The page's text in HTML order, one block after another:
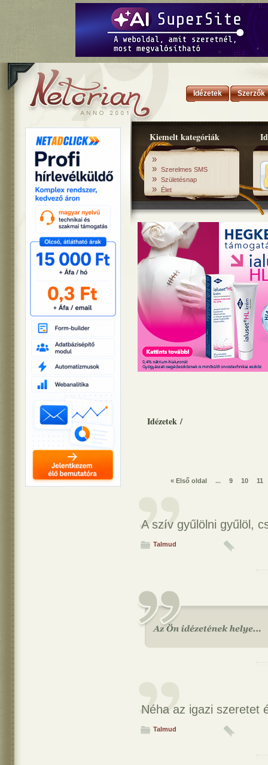
Idézetek Szerzők
Kiemelt kategóriák
»
» Szerelmes SMS
» Születésnap
» Élet
Idézetek /
« Első oldal ... 9 10 11
A szív gyűlölni gyűlöl,
Talmud
Néha az igazi szeretet
Talmud